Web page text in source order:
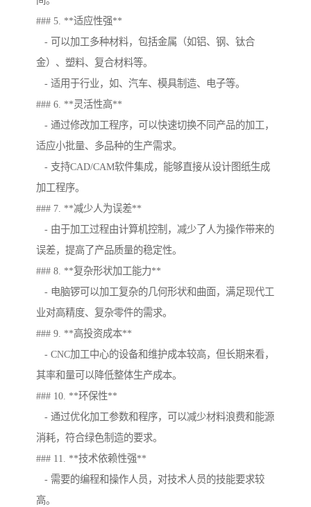
### 5. **适应性强**
- 可以加工多种材料，包括金属（如铝、钢、钛合
金）、塑料、复合材料等。
- 适用于行业，如、汽车、模具制造、电子等。
### 6. **灵活性高**
- 通过修改加工程序，可以快速切换不同产品的加工，
适应小批量、多品种的生产需求。
- 支持CAD/CAM软件集成，能够直接从设计图纸生成
加工程序。
### 7. **减少人为误差**
- 由于加工过程由计算机控制，减少了人为操作带来的
误差，提高了产品质量的稳定性。
### 8. **复杂形状加工能力**
- 电脑锣可以加工复杂的几何形状和曲面，满足现代工
业对高精度、复杂零件的需求。
### 9. **高投资成本**
- CNC加工中心的设备和维护成本较高，但长期来看，
其率和量可以降低整体生产成本。
### 10. **环保性**
- 通过优化加工参数和程序，可以减少材料浪费和能源
消耗，符合绿色制造的要求。
### 11. **技术依赖性强**
- 需要的编程和操作人员，对技术人员的技能要求较
高。